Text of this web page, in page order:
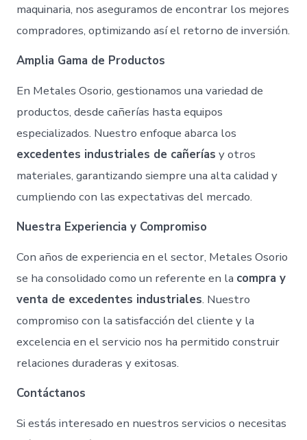
maquinaria, nos aseguramos de encontrar los mejores
compradores, optimizando así el retorno de inversión.
Amplia Gama de Productos
En Metales Osorio, gestionamos una variedad de
productos, desde cañerías hasta equipos
especializados. Nuestro enfoque abarca los
excedentes industriales de cañerías y otros
materiales, garantizando siempre una alta calidad y
cumpliendo con las expectativas del mercado.
Nuestra Experiencia y Compromiso
Con años de experiencia en el sector, Metales Osorio
se ha consolidado como un referente en la compra y
venta de excedentes industriales. Nuestro
compromiso con la satisfacción del cliente y la
excelencia en el servicio nos ha permitido construir
relaciones duraderas y exitosas.
Contáctanos
Si estás interesado en nuestros servicios o necesitas